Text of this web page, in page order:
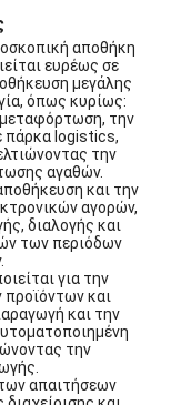
αποθήκη
ευρέως σε
μεγάλης
όπως κυρίως:
την
πάρκα logistics,
την
αγαθών.
και την
αγορών,
διαλογής και
των περιόδων
για την
και
και την
την
απαιτήσεων